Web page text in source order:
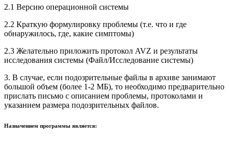
2.1 Версию операционной системы
2.2 Краткую формулировку проблемы (т.е. что и где
обнаружилось, где, какие симптомы)
2.3 Желательно приложить протокол AVZ и результаты
исследования системы (Файл/Исследование системы)
3. В случае, если подозрительные файлы в архиве занимают
большой объем (более 1-2 МБ), то необходимо предварительно
прислать письмо с описанием проблемы, протоколами и
указанием размера подозрительных файлов.
Назначением программы является: